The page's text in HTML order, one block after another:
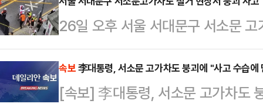
유정 청와대 수석대변인은 이날 오
수석대변인은 "이 대통령이 이 사
까움을 표하며, 사고 원인을 엄정히
철저히 마련하라고 지시했다"고 말
소문 고가차도 철거현장에서 철거
26일 오후 서울 서대문구 서소문
작업자가 이송되고 있다.
속보李대통령, 서소문 고가차도 붕괴에 "사고 수습에
[속보] 李대통령, 서소문 고가차도